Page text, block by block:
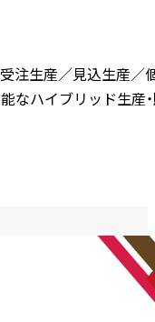
注生産／見込生産／
なハイブリッド生産